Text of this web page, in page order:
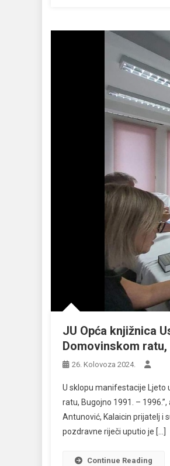
JU Opća knjižnica
Domovinskom ratu,
26. Kolovoza 2024.
U sklopu manifestacije Ljeto
ratu, Bugojno 1991. –
Antunović, Kalaicin prijatelj i
pozdravne riječi uputio je […]
Continue Reading